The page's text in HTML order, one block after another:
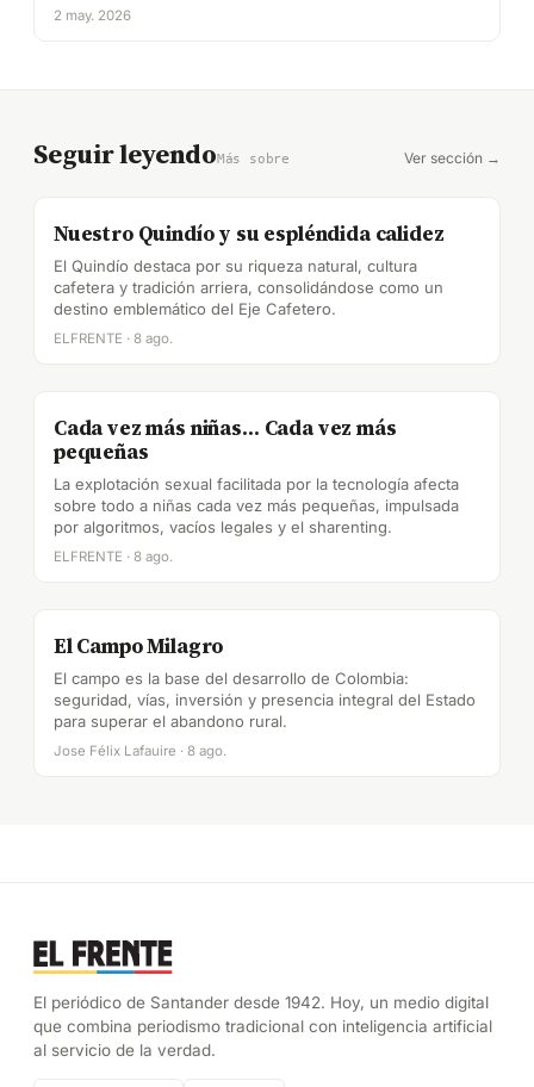
2 may. 2026
Seguir leyendoMás sobre Ver sección →
Nuestro Quindío y su espléndida calidez
El Quindío destaca por su riqueza natural, cultura
cafetera y tradición arriera, consolidándose como un
destino emblemático del Eje Cafetero.
ELFRENTE · 8 ago.
Cada vez más niñas… Cada vez más
pequeñas
La explotación sexual facilitada por la tecnología afecta
sobre todo a niñas cada vez más pequeñas, impulsada
por algoritmos, vacíos legales y el sharenting.
ELFRENTE · 8 ago.
El Campo Milagro
El campo es la base del desarrollo de Colombia:
seguridad, vías, inversión y presencia integral del Estado
para superar el abandono rural.
Jose Félix Lafauire · 8 ago.
El periódico de Santander desde 1942. Hoy, un medio digital
que combina periodismo tradicional con inteligencia artificial
al servicio de la verdad.